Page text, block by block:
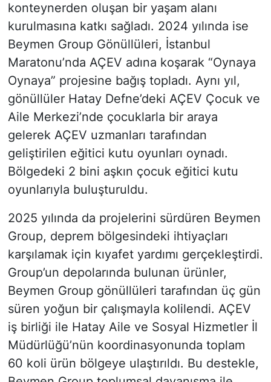
konteynerden oluşan bir yaşam alanı
kurulmasına katkı sağladı. 2024 yılında ise
Beymen Group Gönüllüleri, İstanbul
Maratonu’nda AÇEV adına koşarak “Oynaya
Oynaya” projesine bağış topladı. Aynı yıl,
gönüllüler Hatay Defne’deki AÇEV Çocuk ve
Aile Merkezi’nde çocuklarla bir araya
gelerek AÇEV uzmanları tarafından
geliştirilen eğitici kutu oyunları oynadı.
Bölgedeki 2 bini aşkın çocuk eğitici kutu
oyunlarıyla buluşturuldu.
2025 yılında da projelerini sürdüren Beymen
Group, deprem bölgesindeki ihtiyaçları
karşılamak için kıyafet yardımı gerçekleştirdi.
Group’un depolarında bulunan ürünler,
Beymen Group gönüllüleri tarafından üç gün
süren yoğun bir çalışmayla kolilendi. AÇEV
iş birliği ile Hatay Aile ve Sosyal Hizmetler İl
Müdürlüğü’nün koordinasyonunda toplam
60 koli ürün bölgeye ulaştırıldı. Bu destekle,